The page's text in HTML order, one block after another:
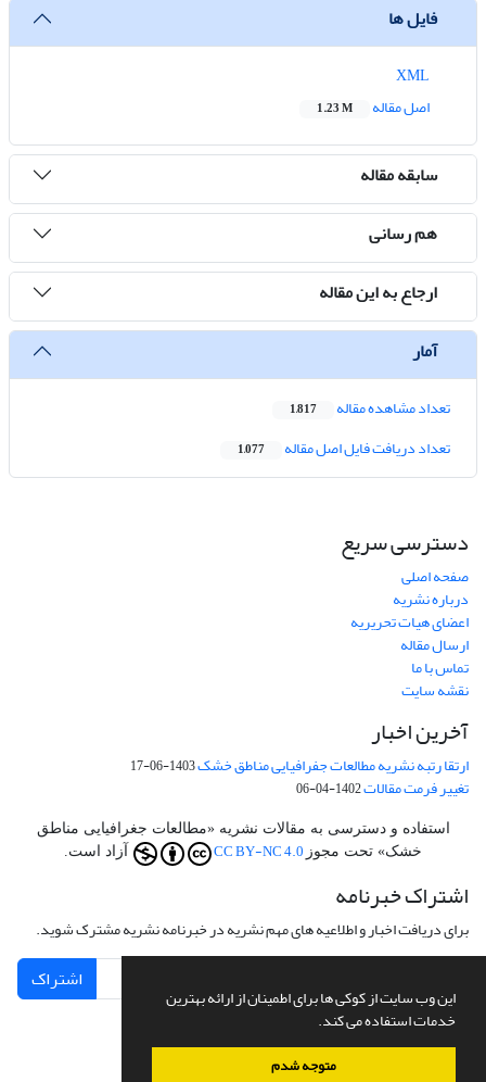
این وب سایت از کوکی ها برای اطمینان از ارائه بهترین
خدمات استفاده می کند.
متوجه شدم
فایل ها
اصل مقاله
1.23 M
سابقه مقاله
هم رسانی
ارجاع به این مقاله
آمار
تعداد مشاهده مقاله 1,817
تعداد دریافت فایل اصل مقاله 1,077
دسترسی سریع
صفحه اصلی
درباره نشریه
اعضای هیات تحریریه
ارسال مقاله
تماس با ما
نقشه سایت
آخرین اخبار
ارتقا رتبه نشریه مطالعات جفرافیایی مناطق خشک1403-06-17
تغییر فرمت مقالات1402-04-06
استفاده و دسترسی به مقالات نشریه «مطالعات جغرافیایی مناطق
خشک» تحت مجوز CC BY-NC 4.0 آزاد است.
اشتراک خبرنامه
برای دریافت اخبار و اطلاعیه های مهم نشریه در خبرنامه نشریه مشترک شوید.
اشتراک